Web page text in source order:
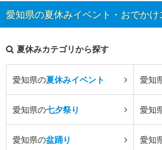
愛知県の夏休みイベント・おでか
夏休みカテゴリから探す
愛知県の夏休みイベント 愛知
愛知県の七夕祭り 愛知
愛知県の盆踊り 愛知